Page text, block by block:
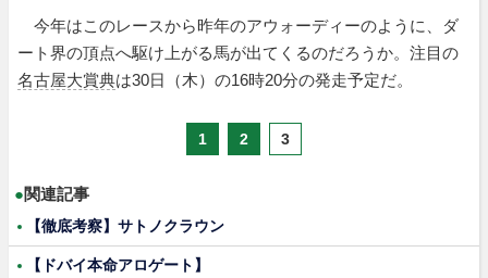
今年はこのレースから昨年のアウォーディーのように、ダ
ート界の頂点へ駆け上がる馬が出てくるのだろうか。注目の
名古屋大賞典は30日（木）の16時20分の発走予定だ。
1 2 3
●関連記事
【徹底考察】サトノクラウン
【ドバイ本命アロゲート】